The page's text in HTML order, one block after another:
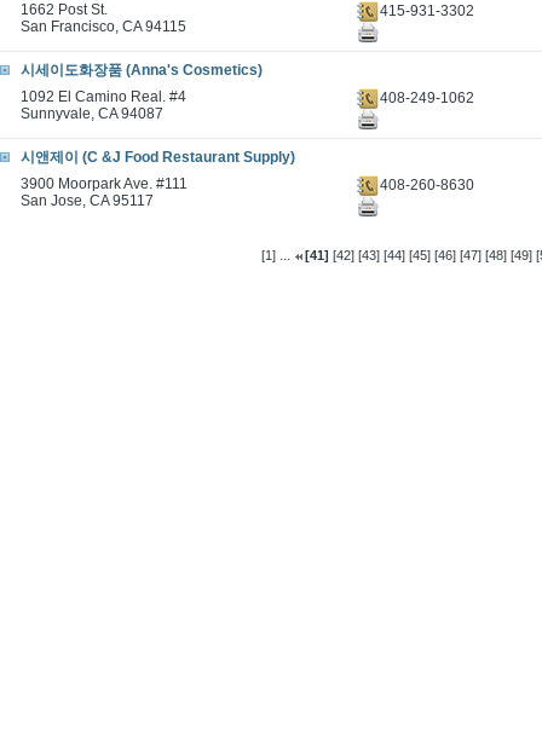
1662 Post St.
San Francisco, CA 94115
415-931-3302
시세이도화장품 (Anna's Cosmetics)
1092 El Camino Real. #4
Sunnyvale, CA 94087
408-249-1062
시앤제이 (C &J Food Restaurant Supply)
3900 Moorpark Ave. #111
San Jose, CA 95117
408-260-8630
[1] ... [41] [42] [43] [44] [45] [46] [47] [48] [49]